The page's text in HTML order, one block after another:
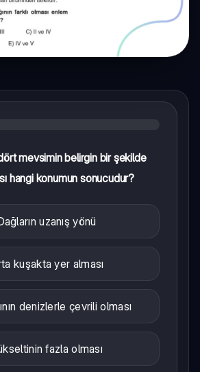
mevsimin belirgin bir şekilde
hangi konumun sonucudur?
uzanış yönü
kuşakta yer alması
denizlerle çevrili olması
fazla olması